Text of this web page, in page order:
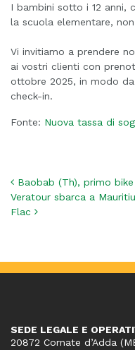
I bambini sotto i 12 anni,
la scuola elementare,
Vi invitiamo a prendere
ai vostri clienti con
ottobre 2025, in modo
check-in.
Fonte: Nuova tassa di
Baobab (Th), primo
Veratour sbarca a
Flac
SEDE LEGALE E
20872 Cornate d’Adda